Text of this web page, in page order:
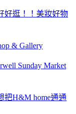
好逛！！美妝好物
& Gallery
Sunday Market
把H&M home通通